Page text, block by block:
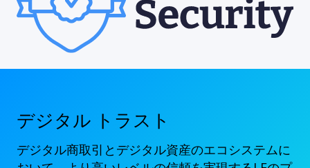
デジタル トラスト
デジタル商取引とデジタル資産のエコシステムに